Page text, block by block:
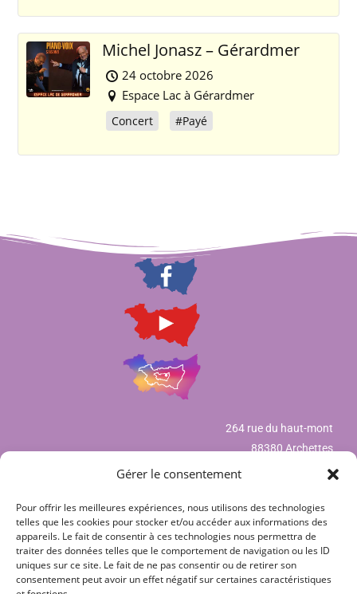
Gérer le consentement
Pour offrir les meilleures expériences, nous utilisons des technologies
telles que les cookies pour stocker et/ou accéder aux informations des
appareils. Le fait de consentir à ces technologies nous permettra de
traiter des données telles que le comportement de navigation ou les ID
uniques sur ce site. Le fait de ne pas consentir ou de retirer son
consentement peut avoir un effet négatif sur certaines caractéristiques
Michel Jonasz – Gérardmer
24 octobre 2026
Espace Lac à Gérardmer
Concert #Payé
264 rue du haut-mont
88380 Archettes
Mentions légales
Déclaration de confidentialité (UE)
Politique de cookies (UE)